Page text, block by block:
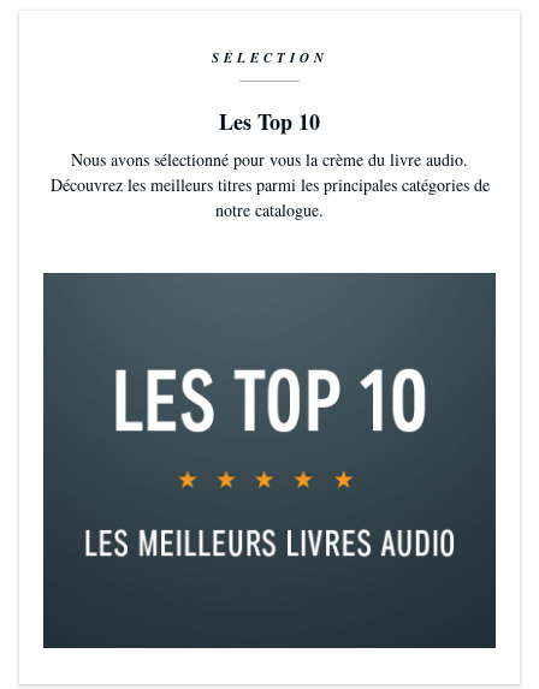
SÉLECTION
Les Top 10
Nous avons sélectionné pour vous la crème du livre audio.
Découvrez les meilleurs titres parmi les principales catégories de
notre catalogue.